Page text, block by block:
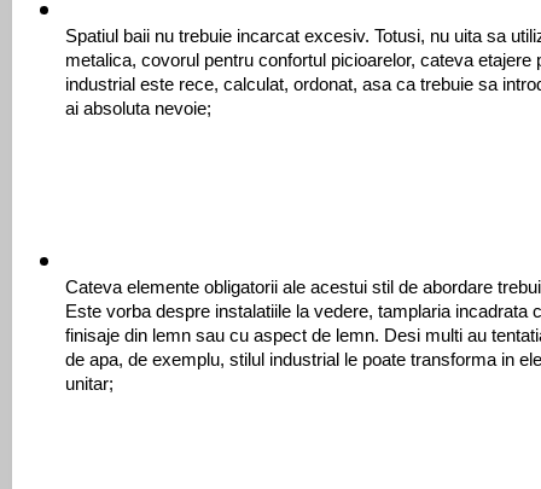
Spatiul baii nu trebuie incarcat excesiv. Totusi, nu uita sa
metalica, covorul pentru confortul picioarelor, cateva etajere
industrial este rece, calculat, ordonat, asa ca trebuie sa
ai absoluta nevoie;
Cateva elemente obligatorii ale acestui stil de abordare
Este vorba despre instalatiile la vedere, tamplaria incadrata
finisaje din lemn sau cu aspect de lemn. Desi multi au
de apa, de exemplu, stilul industrial le poate transforma in
unitar;